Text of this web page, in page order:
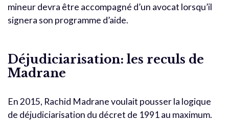
mineur devra être accompagné d’un avocat lorsqu’il
signera son programme d’aide.
Déjudiciarisation: les reculs de
Madrane
En 2015, Rachid Madrane voulait pousser la logique
de déjudiciarisation du décret de 1991 au maximum.